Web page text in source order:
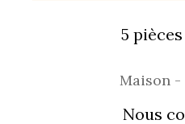
5
Maison -
Nous